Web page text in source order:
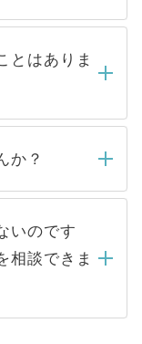
ご連絡をせて
待ちくださ
ている求人の
ご覧いただ
公開求人は
公開してい
ある医療機
が殺到する場
った人材の
ースが増え
とはありま
一切ありませ
をいただい
ん。内定先へ
ナーが行い
か？
ありませんの
からの登録
人情報は、
転職活動の
お預かりし
ご本人の許可
いのです
相談できま